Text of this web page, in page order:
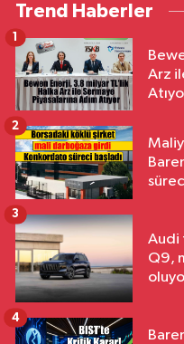
Trend Haberler
Arz
1
2
Audi
Q9,
3
4